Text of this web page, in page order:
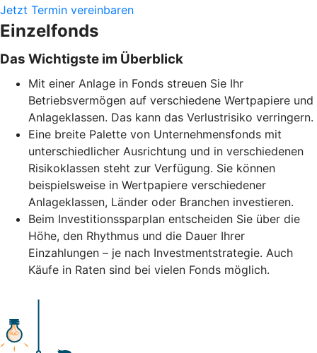
Jetzt Termin vereinbaren
Einzelfonds
Das Wichtigste im Überblick
Mit einer Anlage in Fonds streuen Sie Ihr
Betriebsvermögen auf verschiedene Wertpapiere und
Anlageklassen. Das kann das Verlustrisiko verringern.
Eine breite Palette von Unternehmensfonds mit
unterschiedlicher Ausrichtung und in verschiedenen
Risikoklassen steht zur Verfügung. Sie können
beispielsweise in Wertpapiere verschiedener
Anlageklassen, Länder oder Branchen investieren.
Beim Investitionssparplan entscheiden Sie über die
Höhe, den Rhythmus und die Dauer Ihrer
Einzahlungen – je nach Investmentstrategie. Auch
Käufe in Raten sind bei vielen Fonds möglich.